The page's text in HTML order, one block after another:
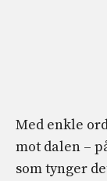
Med enkle
mot dalen –
som tynger